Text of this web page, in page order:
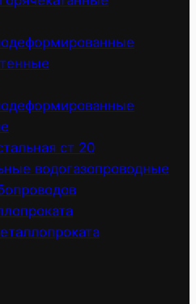
ст 20
водогазопроводные